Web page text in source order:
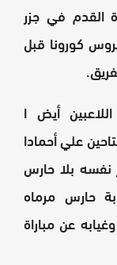
القدم في جزر
إصابة 12 فردا بفيروس كورونا قبل
أيض ا
علي أحمادا
نفسه بلا حارس
حارس مرماه
عن مباراة